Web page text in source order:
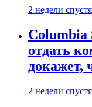
2 недели спустя
Columbia
отдать
докажет,
2 недели спустя